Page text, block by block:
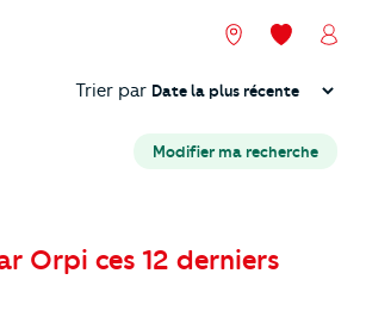
Nos agences
Mes
Trier
Trier par
Modifier ma recherche
Orpi ces 12 derniers